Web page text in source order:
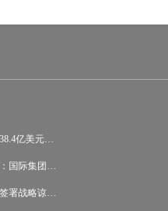
亿美元…
国际集团…
署战略谅…